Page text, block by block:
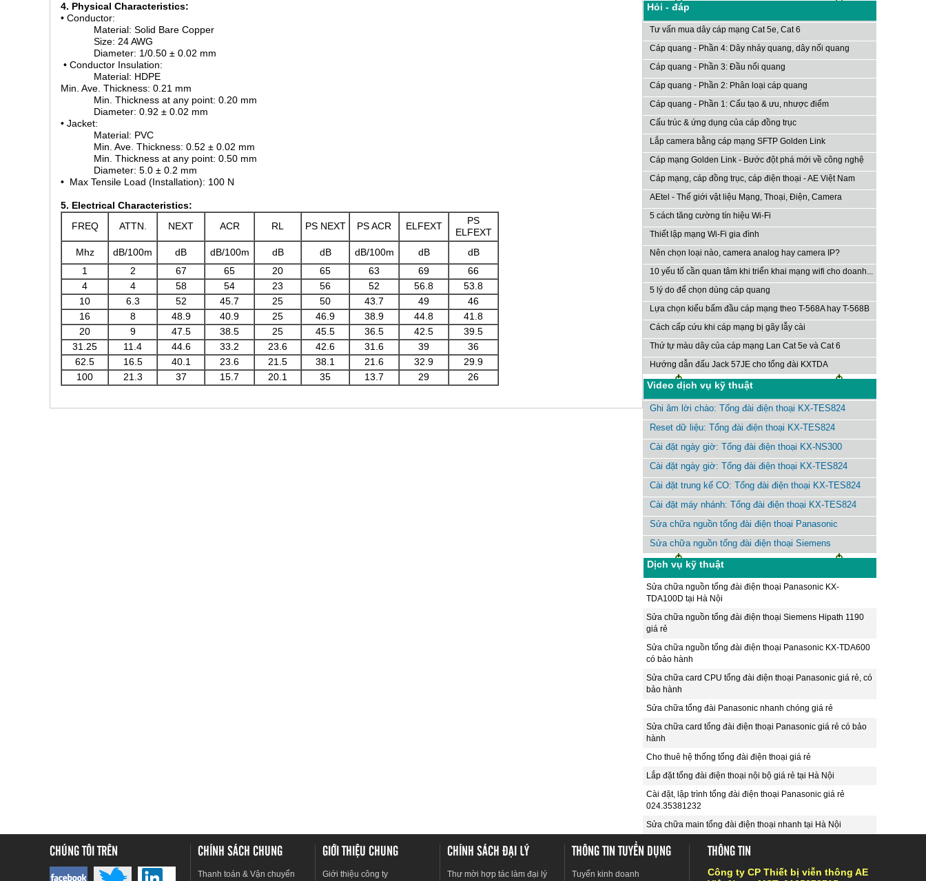
4. Physical Characteristics:
• Conductor:
Material: Solid Bare Copper
Size: 24 AWG
Diameter: 1/0.50 ± 0.02 mm
• Conductor Insulation:
Material: HDPE
Min. Ave. Thickness: 0.21 mm
Min. Thickness at any point: 0.20 mm
Diameter: 0.92 ± 0.02 mm
• Jacket:
Material: PVC
Min. Ave. Thickness: 0.52 ± 0.02 mm
Min. Thickness at any point: 0.50 mm
Diameter: 5.0 ± 0.2 mm
• Max Tensile Load (Installation): 100 N
5. Electrical Characteristics:
FREQ
ATTN. NEXT ACR RL PS NEXT PS ACR ELFEXT
PS
ELFEXT
Mhz
dB/100m dB dB/100m dB dB dB/100m dB
dB
1
2 67 65 20 65 63 69
66
4
4 58 54 23 56 52 56.8
53.8
10
6.3 52 45.7 25 50 43.7 49
46
16
8 48.9 40.9 25 46.9 38.9 44.8
41.8
20
9 47.5 38.5 25 45.5 36.5 42.5
39.5
31.25
11.4 44.6 33.2 23.6 42.6 31.6 39
36
62.5
16.5 40.1 23.6 21.5 38.1 21.6 32.9
29.9
100
21.3 37 15.7 20.1 35 13.7 29 26
Hỏi - đáp
Tư vấn mua dây cáp mạng Cat 5e, Cat 6
Cáp quang - Phần 4: Dây nhảy quang, dây nối quang
Cáp quang - Phần 3: Đầu nối quang
Cáp quang - Phần 2: Phân loại cáp quang
Cáp quang - Phần 1: Cấu tạo & ưu, nhược điểm
Cấu trúc & ứng dụng của cáp đồng trục
Lắp camera bằng cáp mạng SFTP Golden Link
Cáp mạng Golden Link - Bước đột phá mới về công nghệ
Cáp mạng, cáp đồng trục, cáp điện thoại - AE Việt Nam
AEtel - Thế giới vật liệu Mạng, Thoại, Điện, Camera
5 cách tăng cường tín hiệu Wi-Fi
Thiết lập mạng Wi-Fi gia đình
Nên chọn loại nào, camera analog hay camera IP?
10 yếu tố cần quan tâm khi triển khai mạng wifi cho doanh...
5 lý do để chọn dùng cáp quang
Lựa chọn kiểu bấm đầu cáp mạng theo T-568A hay T-568B
Cách cấp cứu khi cáp mạng bị gãy lẫy cài
Thứ tự màu dây của cáp mạng Lan Cat 5e và Cat 6
Hướng dẫn đấu Jack 57JE cho tổng đài KXTDA
Video dịch vụ kỹ thuật
Ghi âm lời chào: Tổng đài điện thoại KX-TES824
Reset dữ liệu: Tổng đài điện thoại KX-TES824
Cài đặt ngày giờ: Tổng đài điện thoại KX-NS300
Cài đặt ngày giờ: Tổng đài điện thoại KX-TES824
Cài đặt trung kế CO: Tổng đài điện thoại KX-TES824
Cài đặt máy nhánh: Tổng đài điện thoại KX-TES824
Sửa chữa nguồn tổng đài điện thoại Panasonic
Sửa chữa nguồn tổng đài điện thoại Siemens
Dịch vụ kỹ thuật
Sửa chữa nguồn tổng đài điện thoại Panasonic KX-
TDA100D tại Hà Nội
Sửa chữa nguồn tổng đài điện thoại Siemens Hipath 1190
giá rẻ
Sửa chữa nguồn tổng đài điện thoại Panasonic KX-TDA600
có bảo hành
Sửa chữa card CPU tổng đài điện thoại Panasonic giá rẻ, có
bảo hành
Sửa chữa tổng đài Panasonic nhanh chóng giá rẻ
Sửa chữa card tổng đài điện thoại Panasonic giá rẻ có bảo
hành
Cho thuê hệ thống tổng đài điện thoại giá rẻ
Lắp đặt tổng đài điện thoại nội bộ giá rẻ tại Hà Nội
Cài đặt, lập trình tổng đài điện thoại Panasonic giá rẻ
024.35381232
Sửa chữa main tổng đài điện thoại nhanh tại Hà Nội
CHÚNG TÔI TRÊN CHÍNH SÁCH CHUNG
Thanh toán & Vận chuyển
GIỚI THIỆU CHUNG
Giới thiệu công ty
CHÍNH SÁCH ĐẠI LÝ
Thư mời hợp tác làm đại lý
THÔNG TIN TUYỂN DỤNG
Tuyển kinh doanh
THÔNG TIN
Công ty CP Thiết bị viễn thông AE